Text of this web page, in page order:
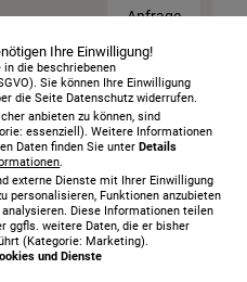
Anfrage
Ihre Einwilligung!
in die beschriebenen
Sie können Ihre Einwilligung
die Seite Datenschutz widerrufen.
anbieten zu können, sind
essenziell). Weitere Informationen
Daten finden Sie unterDetails
.
externe Dienste mit Ihrer Einwilligung
personalisieren, Funktionen anzubieten
Diese Informationen teilen
ggfls. weitere Daten, die er bisher
(Kategorie: Marketing).
und Dienste